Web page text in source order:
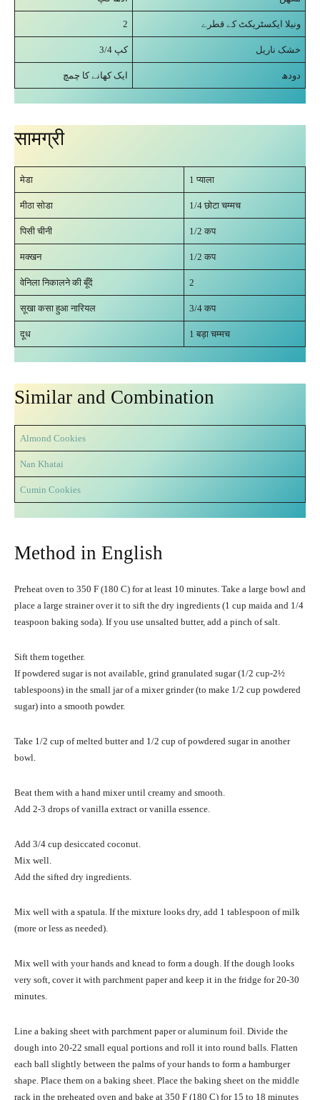
2 ونیلا ایکسٹریکٹ کے قطرے
3/4 کپ خشک ناریل
ایک کھانے کا چمچ دودھ
सामग्री
मेडा 1 प्याला
मीठा सोडा 1/4 छोटा चम्मच
पिसी चीनी 1/2 कप
मक्खन 1/2 कप
वेनिला निकालने की बूँदें 2
सूखा कसा हुआ नारियल 3/4 कप
दूध 1 बड़ा चम्मच
Similar and Combination
Almond Cookies
Nan Khatai
Cumin Cookies
Method in English
Preheat oven to 350 F (180 C) for at least 10 minutes. Take a large bowl and
place a large strainer over it to sift the dry ingredients (1 cup maida and 1/4
teaspoon baking soda). If you use unsalted butter, add a pinch of salt.
Sift them together.
If powdered sugar is not available, grind granulated sugar (1/2 cup-2½
tablespoons) in the small jar of a mixer grinder (to make 1/2 cup powdered
sugar) into a smooth powder.
Take 1/2 cup of melted butter and 1/2 cup of powdered sugar in another
bowl.
Beat them with a hand mixer until creamy and smooth.
Add 2-3 drops of vanilla extract or vanilla essence.
Add 3/4 cup desiccated coconut.
Mix well.
Add the sifted dry ingredients.
Mix well with a spatula. If the mixture looks dry, add 1 tablespoon of milk
(more or less as needed).
Mix well with your hands and knead to form a dough. If the dough looks
very soft, cover it with parchment paper and keep it in the fridge for 20-30
minutes.
Line a baking sheet with parchment paper or aluminum foil. Divide the
dough into 20-22 small equal portions and roll it into round balls. Flatten
each ball slightly between the palms of your hands to form a hamburger
shape. Place them on a baking sheet. Place the baking sheet on the middle
rack in the preheated oven and bake at 350 F (180 C) for 15 to 18 minutes